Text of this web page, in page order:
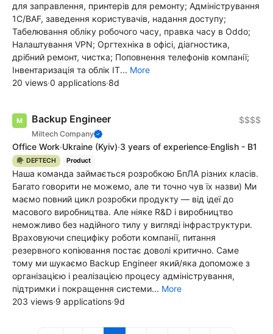
для заправлення, принтерів для ремонту; Адміністрування
1С/BAF, заведення користувачів, надання доступу;
Табелювання обліку робочого часу, правка часу в Oddo;
Налаштування VPN; Оргтехніка в офісі, діагностика,
дрібний ремонт, чистка; Поповнення телефонів компанії;
Інвентаризація та облік ІТ... More
20 views·0 applications·8d
Backup Engineer
Miltech Company
$$$$
Office Work·Ukraine (Kyiv)·3 years of experience·English - B1
🪖 DEFTECH Product
Наша команда займається розробкою БпЛА різних класів.
Багато говорити не можемо, але ти точно чув їх назви) Ми
маємо повний цикл розробки продукту — від ідеї до
масового виробництва. Але ніяке R&D і виробництво
неможливо без надійного тилу у вигляді інфраструктури.
Враховуючи специфіку роботи компанії, питання
резервного копіювання постає доволі критично. Саме
тому ми шукаємо Backup Engineer який/яка допоможе з
організацією і реалізацією процесу адміністрування,
підтримки і покращення системи... More
203 views·9 applications·9d